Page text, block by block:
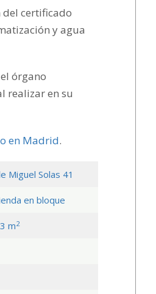
del certificado
y agua
órgano
realizar en su
en Madrid.
Miguel Solas 41
en bloque
m2